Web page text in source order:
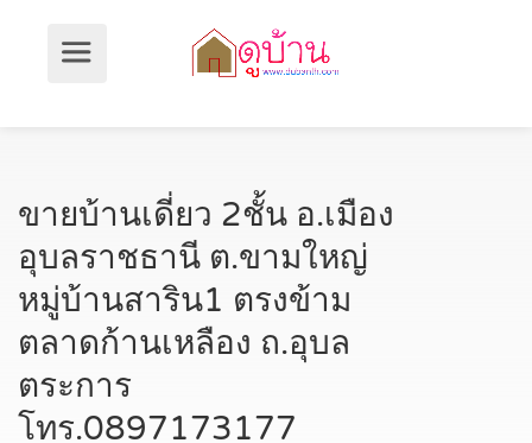
ขายบ้านเดี่ยว 2ชั้น อ.เมือง
อุบลราชธานี ต.ขามใหญ่
หมู่บ้านสาริน1 ตรงข้าม
ตลาดก้านเหลือง ถ.อุบล
ตระการ
โทร.0897173177